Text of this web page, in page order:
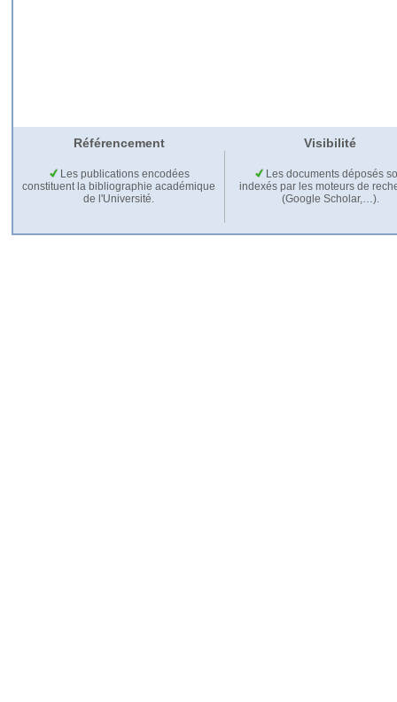
Référencement Visibilité
Les publications encodées
constituent la bibliographie académique
de l'Université.
Les documents déposés
indexés par les moteurs de
(Google Scholar,…).